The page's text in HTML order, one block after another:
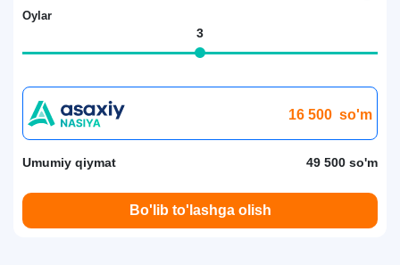
Oylar
3
16 500 so'm
Umumiy qiymat 49 500 so'm
Bo'lib to'lashga olish